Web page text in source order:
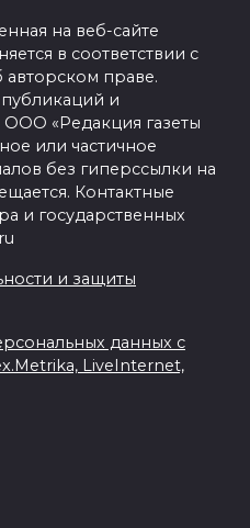
на веб-сайте
в соответствии с
авторском праве.
и
ООО «Редакция газеты
или частичное
без гиперссылки на
Контактные
и государственных
и защиты
данных с
LiveInternet,